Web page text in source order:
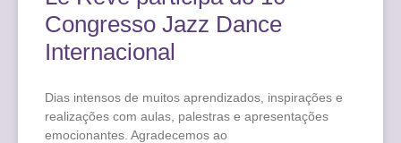
Congresso Jazz Dance
Internacional
Dias intensos de muitos aprendizados, inspirações e
realizações com aulas, palestras e apresentações
emocionantes. Agradecemos ao